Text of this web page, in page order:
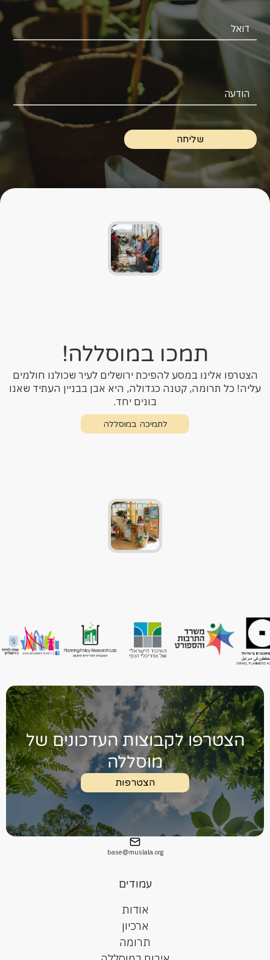
תמכו במוסללה!
הצטרפו אלינו במסע להפיכת ירושלים לעיר שכולנו חולמים
עליה! כל תרומה, קטנה כגדולה, היא אבן בבניין העתיד שאנו
בונים יחד.
לתמיכה במוסללה
לתמיכה במוסללה
הצטרפו לקבוצות העדכונים של
מוסללה
הצטרפות
base@muslala.org
עמודים
אודות
ארכיון
תרומה